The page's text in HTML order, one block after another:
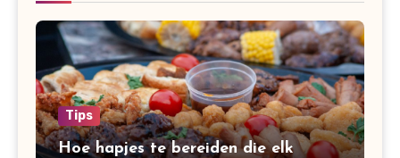
Tips
Hoe hapjes te bereiden die elk